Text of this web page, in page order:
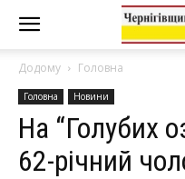
Додому Головна
Головна Новини
На “Голубих
62-річний